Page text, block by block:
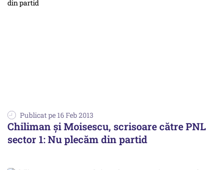
Publicat pe 16 Feb 2013
Chiliman și Moisescu, scrisoare către PNL
sector 1: Nu plecăm din partid